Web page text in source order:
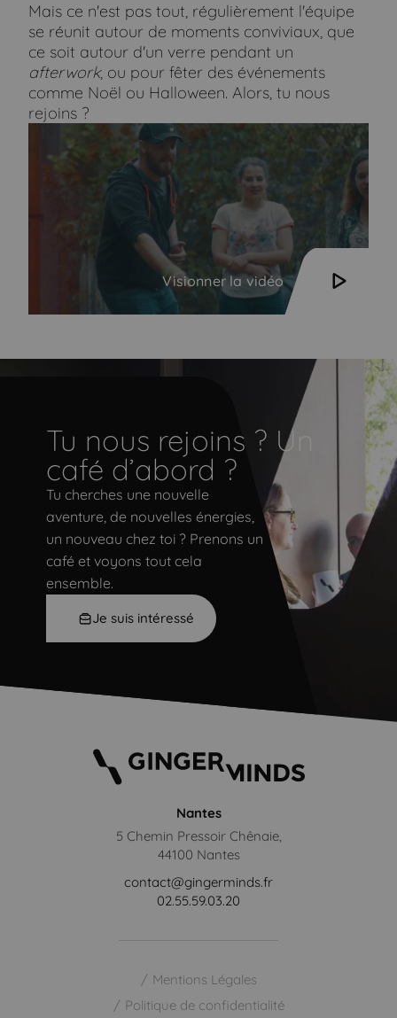
Mais ce n'est pas tout, régulièrement l'équipe
se réunit autour de moments conviviaux, que
ce soit autour d'un verre pendant un
afterwork, ou pour fêter des événements
comme Noël ou Halloween. Alors, tu nous
rejoins ?
Visionner la vidéo
YouTube est désactivé. Autoriser
Tu nous rejoins ? Un café d’abord ?
Tu nous rejoins ? Un
café d’abord ?
Tu cherches une nouvelle
aventure, de nouvelles énergies,
un nouveau chez toi ? Prenons un
café et voyons tout cela
ensemble.
Je suis intéressé
Nantes
5 Chemin Pressoir Chênaie,
44100 Nantes
contact@gingerminds.fr
02.55.59.03.20
Mentions Légales
Politique de confidentialité